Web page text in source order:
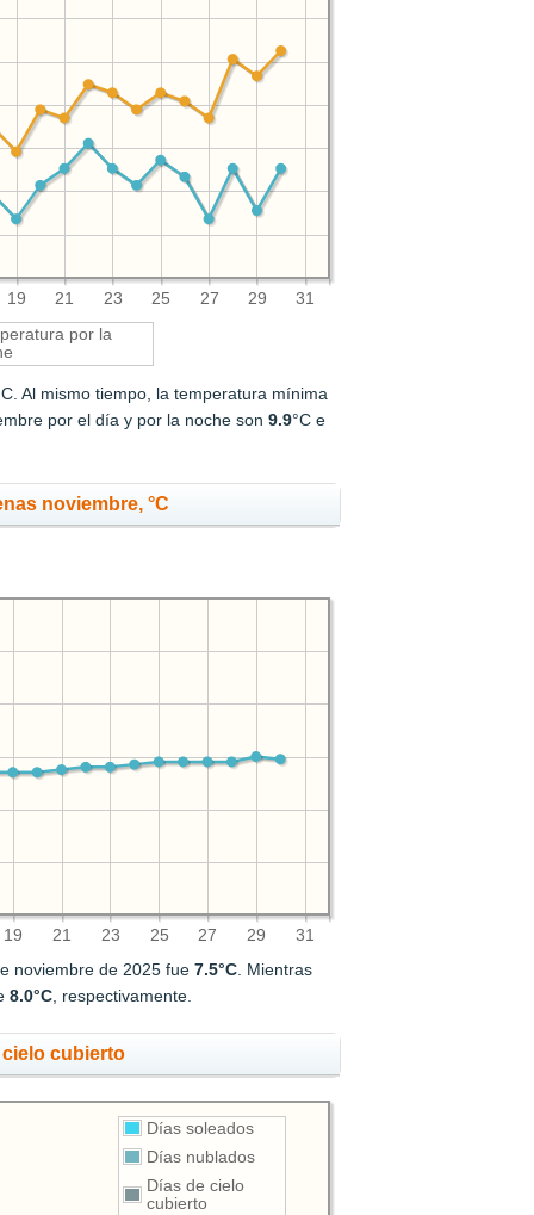
19 21 23 25 27 29 31
por la
Al mismo tiempo, la temperatura mínima
por el día y por la noche son9.9°C e
noviembre, °C
19 21 23 25 27 29 31
noviembre de 2025 fue7.5°C. Mientras
8.0°C, respectivamente.
cubierto
Días soleados
Días nublados
Días de cielo
cubierto